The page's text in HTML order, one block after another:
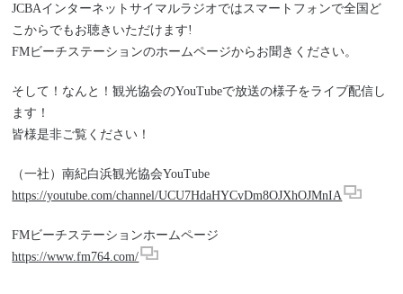
JCBAインターネットサイマルラジオではスマートフォンで全国ど
こからでもお聴きいただけます!
FMビーチステーションのホームページからお聞きください。
そして！なんと！観光協会のYouTubeで放送の様子をライブ配信し
ます！
皆様是非ご覧ください！
（一社）南紀白浜観光協会YouTube
https://youtube.com/channel/UCU7HdaHYCvDm8OJXhOJMnIA
FMビーチステーションホームページ
https://www.fm764.com/